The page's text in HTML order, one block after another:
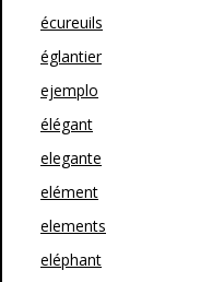
écureuils
églantier
ejemplo
élégant
elegante
elément
elements
eléphant